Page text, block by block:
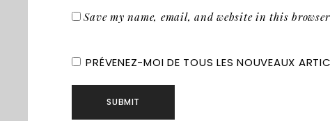
Save my name, email, and website in this
PRÉVENEZ-MOI DE TOUS LES NOUVEAUX